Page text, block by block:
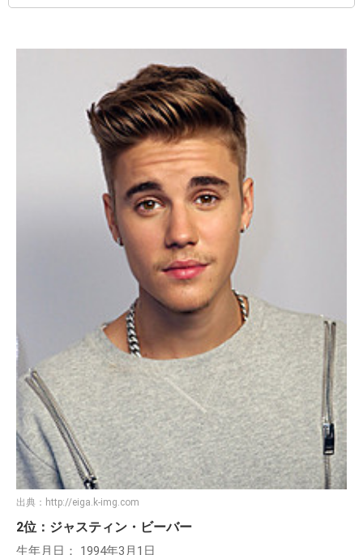
出典： http://eiga.k-img.com
2位：ジャスティン・ビーバー
生年月日： 1994年3月1日